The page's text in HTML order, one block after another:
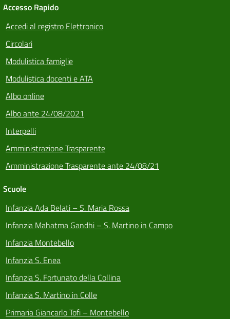
Accesso Rapido
Accedi al registro Elettronico
Circolari
Modulistica famiglie
Modulistica docenti e ATA
Albo online
Albo ante 24/08/2021
Interpelli
Amministrazione Trasparente
Amministrazione Trasparente ante 24/08/21
Scuole
Infanzia Ada Belati – S. Maria Rossa
Infanzia Mahatma Gandhi – S. Martino in Campo
Infanzia Montebello
Infanzia S. Enea
Infanzia S. Fortunato della Collina
Infanzia S. Martino in Colle
Primaria Giancarlo Tofi – Montebello